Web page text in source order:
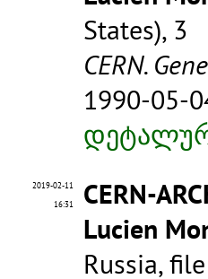
States), 3
CERN.
1990-05-
2019-02-11
16:31
CERN-
Lucien
Russia,